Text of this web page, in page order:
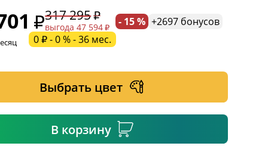
317 295
выгода 47 594 - 15 % +2697 бонусов
0 ₽ - 0 % - 36 мес.
Выбрать цвет
В корзину
поле
поле